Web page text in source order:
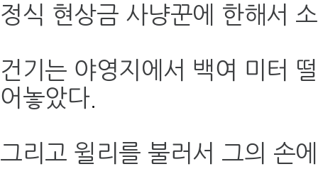
정식 현상금 사냥꾼에 한해서
건기는 야영지에서 백여 미터
어놓았다.
그리고 윌리를 불러서 그의 손